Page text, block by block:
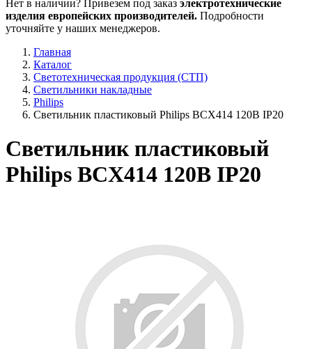
Нет в наличии? Привезем под заказ электротехнические
изделия европейских производителей. Подробности
уточняйте у наших менеджеров.
Главная
Каталог
Светотехническая продукция (СТП)
Светильники накладные
Philips
Светильник пластиковый Philips BCX414 120В IP20
Светильник пластиковый
Philips BCX414 120В IP20